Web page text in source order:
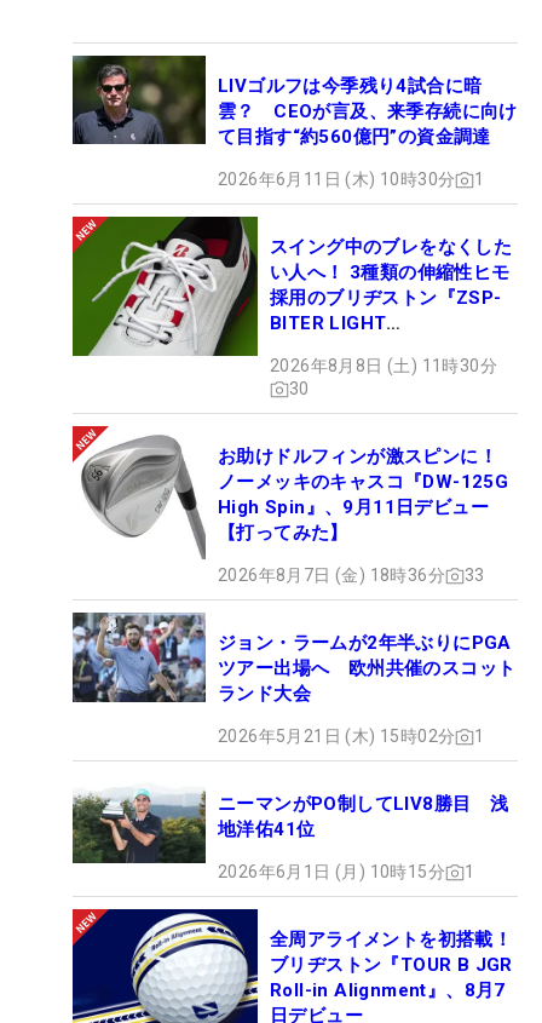
LIVゴルフは今季残り4試合に暗
雲？ CEOが言及、来季存続に向け
て目指す“約560億円”の資金調達
2026年6月11日 (木) 10時30分 1
スイング中のブレをなくした
い人へ！ 3種類の伸縮性ヒモ
採用のブリヂストン『ZSP-
BITER LIGHT
ュー
2026年8月8日 (土) 11時30分
30
お助けドルフィンが激スピンに！
ノーメッキのキャスコ『DW-125G
High Spin』、9月11日デビュー
【打ってみた】
2026年8月7日 (金) 18時36分 33
ジョン・ラームが2年半ぶりにPGA
ツアー出場へ 欧州共催のスコット
ランド大会
2026年5月21日 (木) 15時02分 1
ニーマンがPO制してLIV8勝目 浅
地洋佑41位
2026年6月1日 (月) 10時15分 1
全周アライメントを初搭載！
ブリヂストン『TOUR B JGR
Roll-in Alignment』、8月7
日デビュー